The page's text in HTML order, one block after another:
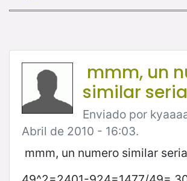
mmm, un
similar seria
Enviado por
Abril de 2010 - 16:03.
mmm, un numero similar